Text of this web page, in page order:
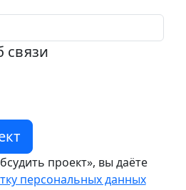
связи
проект», вы даёте
персональных данных